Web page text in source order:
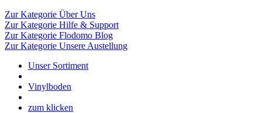
Zur Kategorie Über Uns
Zur Kategorie Hilfe & Support
Zur Kategorie Flodomo Blog
Zur Kategorie Unsere Austellung
Unser Sortiment
Vinylboden
zum klicken